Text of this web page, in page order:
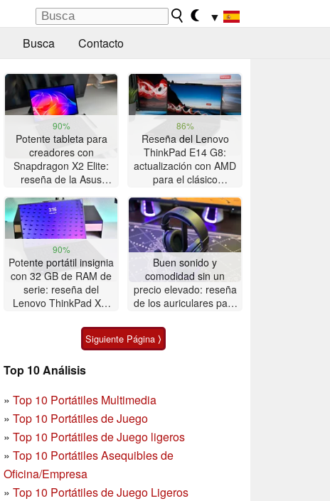
▼
Busca Contacto
90%
Potente tableta para
creadores con
Snapdragon X2 Elite:
reseña de la Asus
86%
Reseña del Lenovo
ThinkPad E14 G8:
actualización con AMD
para el clásico
autonomía
90%
Potente portátil insignia
con 32 GB de RAM de
serie: reseña del
Lenovo ThinkPad X9-
Buen sonido y
comodidad sin un
precio elevado: reseña
de los auriculares para
Siguiente Página ⟩
Top 10 Análisis
» Top 10 Portátiles Multimedia
» Top 10 Portátiles de Juego
» Top 10 Portátiles de Juego ligeros
» Top 10 Portátiles Asequibles de
Oficina/Empresa
» Top 10 Portátiles de Juego Ligeros